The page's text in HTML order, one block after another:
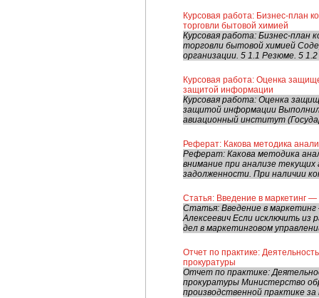
Курсовая работа: Бизнес-план
торговли бытовой химией
Курсовая работа: Бизнес-план
торговли бытовой химией
организации. 5 1.1 Резюме. 5
Курсовая работа: Оценка
защитой информации
Курсовая работа: Оценка
защитой информации
авиационный институт
Реферат: Какова методика
Реферат: Какова методика
внимание при анализе
задолженности. При наличии
Статья: Введение в маркетинг
Статья: Введение в
Алексеевич Если исключить из
дел в маркетинговом
Отчет по практике:
прокуратуры
Отчет по практике:
прокуратуры Министерство
производственной практике за